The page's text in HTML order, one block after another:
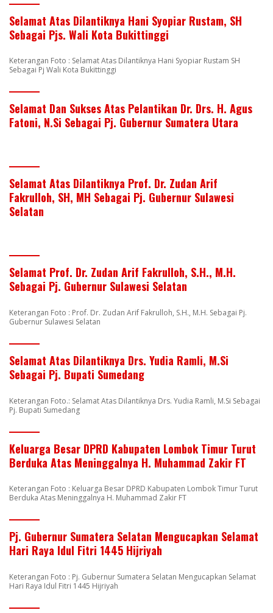
Selamat Atas Dilantiknya Hani Syopiar Rustam, SH
Sebagai Pjs. Wali Kota Bukittinggi
Keterangan Foto : Selamat Atas Dilantiknya Hani Syopiar Rustam SH
Sebagai Pj Wali Kota Bukittinggi
Selamat Dan Sukses Atas Pelantikan Dr. Drs. H. Agus
Fatoni, N.Si Sebagai Pj. Gubernur Sumatera Utara
Selamat Atas Dilantiknya Prof. Dr. Zudan Arif
Fakrulloh, SH, MH Sebagai Pj. Gubernur Sulawesi
Selatan
Selamat Prof. Dr. Zudan Arif Fakrulloh, S.H., M.H.
Sebagai Pj. Gubernur Sulawesi Selatan
Keterangan Foto : Prof. Dr. Zudan Arif Fakrulloh, S.H., M.H. Sebagai Pj.
Gubernur Sulawesi Selatan
Selamat Atas Dilantiknya Drs. Yudia Ramli, M.Si
Sebagai Pj. Bupati Sumedang
Keterangan Foto.: Selamat Atas Dilantiknya Drs. Yudia Ramli, M.Si Sebagai
Pj. Bupati Sumedang
Keluarga Besar DPRD Kabupaten Lombok Timur Turut
Berduka Atas Meninggalnya H. Muhammad Zakir FT
Keterangan Foto : Keluarga Besar DPRD Kabupaten Lombok Timur Turut
Berduka Atas Meninggalnya H. Muhammad Zakir FT
Pj. Gubernur Sumatera Selatan Mengucapkan Selamat
Hari Raya Idul Fitri 1445 Hijriyah
Keterangan Foto : Pj. Gubernur Sumatera Selatan Mengucapkan Selamat
Hari Raya Idul Fitri 1445 Hijriyah